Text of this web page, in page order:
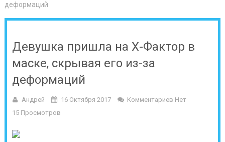
деформаций
Девушка пришла на Х-Фактор в
маске, скрывая его из-за
деформаций
Андрей 16 Октября 2017
Комментариев Нет
15 Просмотров